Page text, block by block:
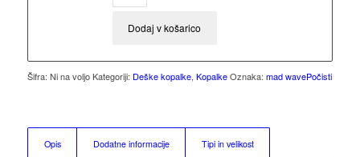
Počisti
Dodaj v košarico
Šifra: Ni na voljo Kategoriji: Deške kopalke, Kopalke Oznaka: mad wave
Opis Dodatne informacije Tipi in velikost